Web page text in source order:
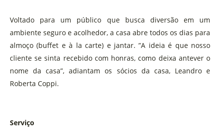
Voltado para um público que busca diversão em um
ambiente seguro e acolhedor, a casa abre todos os dias para
almoço (buffet e à la carte) e jantar. ”A ideia é que nosso
cliente se sinta recebido com honras, como deixa antever o
nome da casa”, adiantam os sócios da casa, Leandro e
Roberta Coppi.
Serviço